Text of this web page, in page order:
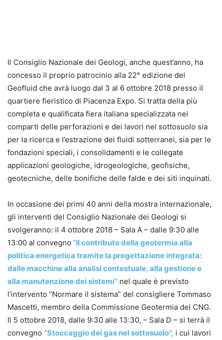
Il Consiglio Nazionale dei Geologi, anche quest’anno, ha
concesso il proprio patrocinio alla 22° edizione del
Geofluid che avrà luogo dal 3 al 6 ottobre 2018 presso il
quartiere fieristico di Piacenza Expo. Si tratta della più
completa e qualificata fiera italiana specializzata nei
comparti delle perforazioni e dei lavori nel sottosuolo sia
per la ricerca e l’estrazione dei fluidi sotterranei, sia per le
fondazioni speciali, i consolidamenti e le collegate
applicazioni geologiche, idrogeologiche, geofisiche,
geotecniche, delle bonifiche delle falde e dei siti inquinati.
In occasione dei primi 40 anni della mostra internazionale,
gli interventi del Consiglio Nazionale dei Geologi si
svolgeranno: il 4 ottobre 2018 – Sala A – dalle 9:30 alle
13:00 al convegno “Il contributo della geotermia alla
politica energetica tramite la progettazione integrata:
dalle macchine alla analisi contestuale, alla gestione e
alla manutenzione dei sistemi” nel quale è previsto
l’intervento “Normare il sistema” del consigliere Tommaso
Mascetti, membro della Commissione Geotermia del CNG.
Il 5 ottobre 2018, dalle 9:30 alle 13:30, – Sala D – si terrà il
convegno “Stoccaggio dei gas nel sottosuolo”, i cui lavori